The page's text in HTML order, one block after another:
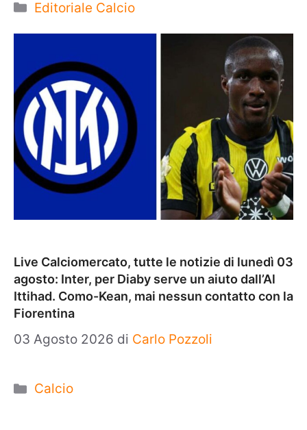
Categorie
Editoriale Calcio
Live Calciomercato, tutte le notizie di lunedì 03
agosto: Inter, per Diaby serve un aiuto dall’Al
Ittihad. Como-Kean, mai nessun contatto con la
Fiorentina
03 Agosto 2026 di Carlo Pozzoli
Categorie
Calcio